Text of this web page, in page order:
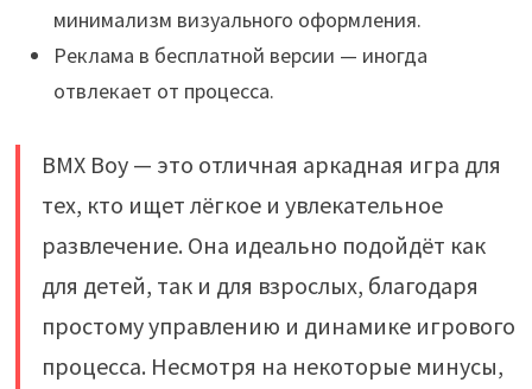
минимализм визуального оформления.
Реклама в бесплатной версии — иногда
отвлекает от процесса.
BMX Boy — это отличная аркадная игра для
тех, кто ищет лёгкое и увлекательное
развлечение. Она идеально подойдёт как
для детей, так и для взрослых, благодаря
простому управлению и динамике игрового
процесса. Несмотря на некоторые минусы,